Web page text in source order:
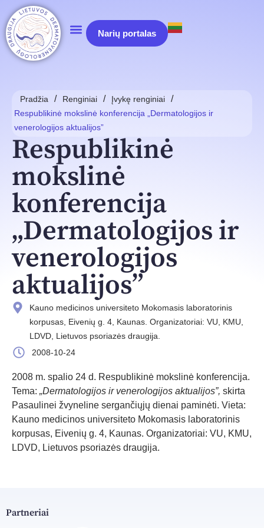
Narių portalas
Pradžia / Renginiai / Įvykę renginiai /
Respublikinė mokslinė konferencija „Dermatologijos ir
venerologijos aktualijos”
Respublikinė
mokslinė
konferencija
„Dermatologijos ir
venerologijos
aktualijos”
Kauno medicinos universiteto Mokomasis laboratorinis
korpusas, Eivenių g. 4, Kaunas. Organizatoriai: VU, KMU,
LDVD, Lietuvos psoriazės draugija.
2008-10-24
2008 m. spalio 24 d. Respublikinė mokslinė konferencija.
Tema: „Dermatologijos ir venerologijos aktualijos”, skirta
Pasaulinei žvyneline sergančiųjų dienai paminėti. Vieta:
Kauno medicinos universiteto Mokomasis laboratorinis
korpusas, Eivenių g. 4, Kaunas. Organizatoriai: VU, KMU,
LDVD, Lietuvos psoriazės draugija.
Partneriai